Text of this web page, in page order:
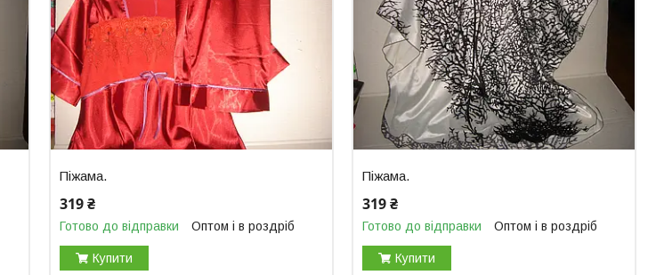
Піжама.
319 ₴
Готово до відправки Оптом і в роздріб
Купити
Піжама.
319 ₴
Готово до відправки Оптом і в роздріб
Купити